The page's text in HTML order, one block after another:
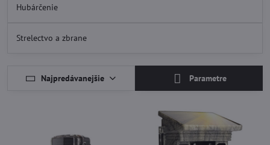
Hubárčenie
Strelectvo a zbrane
Najpredávanejšie Parametre